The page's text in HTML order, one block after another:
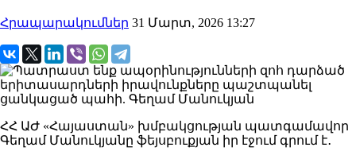
Հրապարակումներ 31 Մարտ, 2026 13:27
ՀՀ ԱԺ «Հայաստան» խմբակցության պատգամավոր
Գեղամ Մանուկյանը ֆեյսբուքյան իր էջում գրում է․